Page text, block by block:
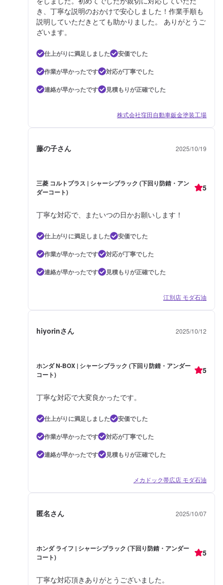
き、丁寧な説明のおかけで安心しました！作業手順も
説明していただきとても助かりました。 ありがとうご
ざいます。
仕上がりに満足しました
安価でした
作業が早かったです
対応が丁寧でした
連絡が早かったです
見積もりが正確でした
株式会社窪田自動車鈑金塗装工場
藤の子さん 2025/10/19
三菱 コルトプラス | シャーシブラック (下回り防錆・アン
ダーコート)
5
丁寧な対応で、またいつの日かお願いします！
仕上がりに満足しました
安価でした
作業が早かったです
対応が丁寧でした
連絡が早かったです
見積もりが正確でした
江別店 モダ石油
hiyorinさん 2025/10/12
ホンダ N-BOX | シャーシブラック (下回り防錆・アンダー
コート)
5
丁寧な対応で大変良かったです。
仕上がりに満足しました
安価でした
作業が早かったです
対応が丁寧でした
連絡が早かったです
見積もりが正確でした
メカドック帯広店 モダ石油
匿名さん 2025/10/07
ホンダ ライフ | シャーシブラック (下回り防錆・アンダー
コート)
5
丁寧な対応頂きありがとうございました。